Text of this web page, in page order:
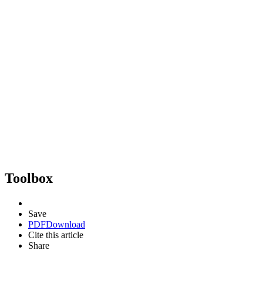
Toolbox
Save
PDFDownload
Cite this article
Share